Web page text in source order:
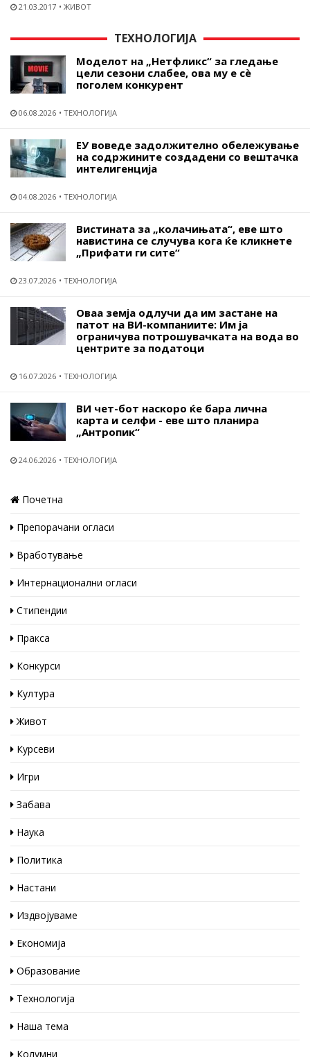
21.03.2017 ЖИВОТ
ТЕХНОЛОГИЈА
Моделот на „Нетфликс“ за гледање
цели сезони слабее, ова му е сѐ
поголем конкурент
06.08.2026 ТЕХНОЛОГИЈА
ЕУ воведе задолжително обележување
на содржините создадени со вештачка
интелигенција
04.08.2026 ТЕХНОЛОГИЈА
Вистината за „колачињата“, еве што
навистина се случува кога ќе кликнете
„Прифати ги сите“
23.07.2026 ТЕХНОЛОГИЈА
Оваа земја одлучи да им застане на
патот на ВИ-компаниите: Им ја
ограничува потрошувачката на вода во
центрите за податоци
16.07.2026 ТЕХНОЛОГИЈА
ВИ чет-бот наскоро ќе бара лична
карта и селфи - еве што планира
„Антропик“
24.06.2026 ТЕХНОЛОГИЈА
Почетна
Препорачани огласи
Вработување
Интернационални огласи
Стипендии
Пракса
Конкурси
Култура
Живот
Курсеви
Игри
Забава
Наука
Политика
Настани
Издвојуваме
Економија
Образование
Технологија
Наша тема
Колумни